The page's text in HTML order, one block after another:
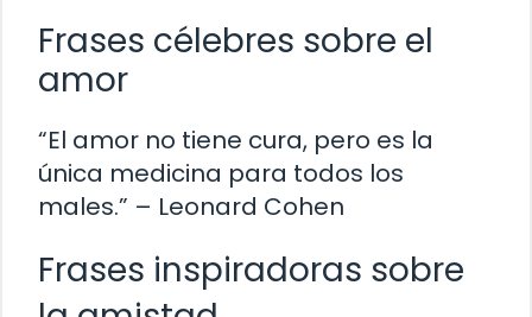
Frases célebres sobre el
amor
“El amor no tiene cura, pero es la
única medicina para todos los
males.” – Leonard Cohen
Frases inspiradoras sobre